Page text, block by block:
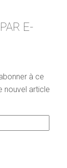
E-
à ce
nouvel article